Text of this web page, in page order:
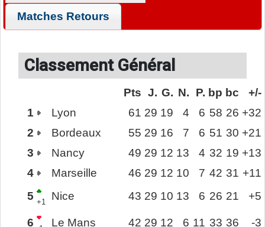
Matches Retours
Classement Général
Pts J. G. N. P. bp bc
+/-
1
Lyon 61 29 19 4 6 58 26 +32
2
Bordeaux 55 29 16 7 6 51 30 +21
3
Nancy 49 29 12 13 4 32 19 +13
4
Marseille 46 29 12 10 7 42 31 +11
5 +1 Nice 43 29 10 13 6 26 21 +5
6 Le Mans 42 29 12 6 11 33 36 -3